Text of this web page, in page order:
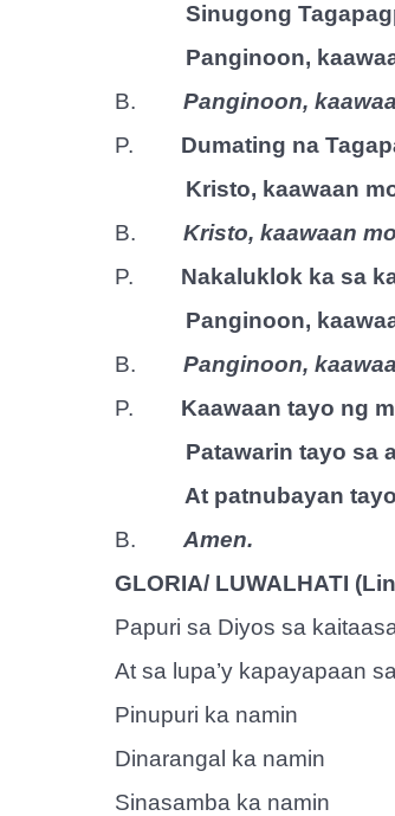
Sinugong
Panginoon,
B.
Panginoon,
P.
Dumating na
Kristo, kaawaan
B.
Kristo, kaawaan
P.
Nakaluklok ka sa
Panginoon,
B.
Panginoon,
P.
Kaawaan tayo ng
Patawarin tayo sa
At patnubayan
B.
Amen.
GLORIA/ LUWALHATI
Papuri sa Diyos sa
At sa lupa’y kapayapaan
Pinupuri ka namin
Dinarangal ka namin
Sinasamba ka namin